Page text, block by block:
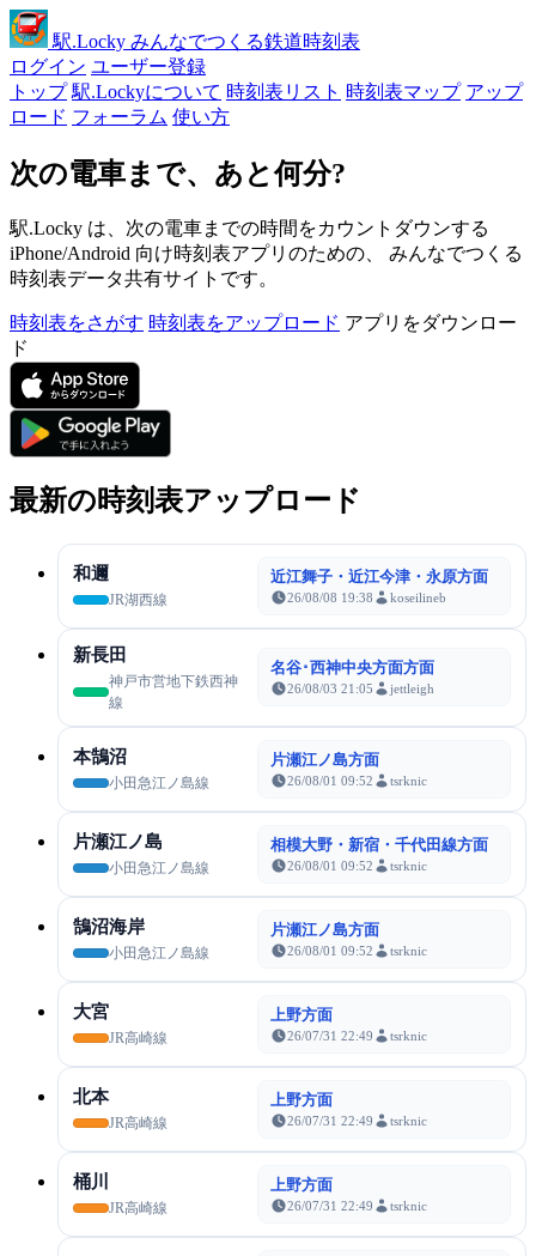
駅.Locky みんなでつくる鉄道時刻表
ログイン ユーザー登録
トップ 駅.Lockyについて 時刻表リスト 時刻表マップ アップ
ロード フォーラム 使い方
次の電車まで、あと何分?
駅.Locky は、次の電車までの時間をカウントダウンする
iPhone/Android 向け時刻表アプリのための、 みんなでつくる
時刻表データ共有サイトです。
時刻表をさがす 時刻表をアップロード アプリをダウンロー
ド
最新の時刻表アップロード
和邇
JR湖西線
近江舞子・近江今津・永原方面
26/08/08 19:38 koseilineb
新長田
神戸市営地下鉄西神
線
名谷･西神中央方面方面
26/08/03 21:05 jettleigh
本鵠沼
小田急江ノ島線
片瀬江ノ島方面
26/08/01 09:52 tsrknic
片瀬江ノ島
小田急江ノ島線
相模大野・新宿・千代田線方面
26/08/01 09:52 tsrknic
鵠沼海岸
小田急江ノ島線
片瀬江ノ島方面
26/08/01 09:52 tsrknic
大宮
JR高崎線
上野方面
26/07/31 22:49 tsrknic
北本
JR高崎線
上野方面
26/07/31 22:49 tsrknic
桶川
JR高崎線
上野方面
26/07/31 22:49 tsrknic